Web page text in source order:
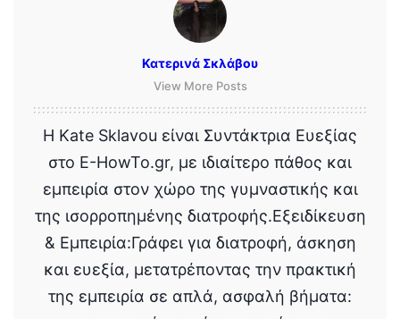
Κατερινά Σκλάβου
View More Posts
Η Kate Sklavou είναι Συντάκτρια Ευεξίας
στο E-HowTo.gr, με ιδιαίτερο πάθος και
εμπειρία στον χώρο της γυμναστικής και
της ισορροπημένης διατροφής.Εξειδίκευση
& Εμπειρία:Γράφει για διατροφή, άσκηση
και ευεξία, μετατρέποντας την πρακτική
της εμπειρία σε απλά, ασφαλή βήματα: